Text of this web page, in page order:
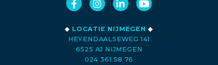
◆ LOCATIE NIJMEGEN ◆
HEYENDAALSEWEG 141
6525 AJ NIJMEGEN
024 361 58 76